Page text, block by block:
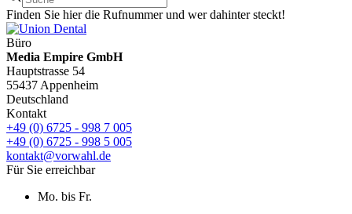
Finden Sie hier die Rufnummer und wer dahinter steckt!
Büro
Media Empire GmbH
Hauptstrasse 54
55437 Appenheim
Deutschland
Kontakt
+49 (0) 6725 - 998 7 005
+49 (0) 6725 - 998 5 005
kontakt@vorwahl.de
Für Sie erreichbar
Mo. bis Fr.